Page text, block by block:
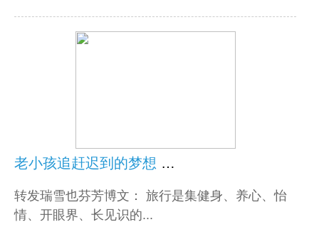
老小孩追赶迟到的梦想 ——听仲民仿老师自助游世界
转发瑞雪也芬芳博文： 旅行是集健身、养心、怡
情、开眼界、长见识的...